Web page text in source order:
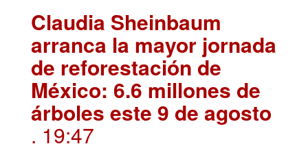
Claudia Sheinbaum
arranca la mayor jornada
de reforestación de
México: 6.6 millones de
árboles este 9 de agosto
. 19:47